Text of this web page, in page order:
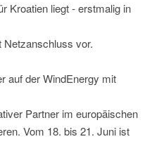
Kroatien liegt - erstmalig in
Netzanschluss vor.
auf der WindEnergy mit
Partner im europäischen
Vom 18. bis 21. Juni ist